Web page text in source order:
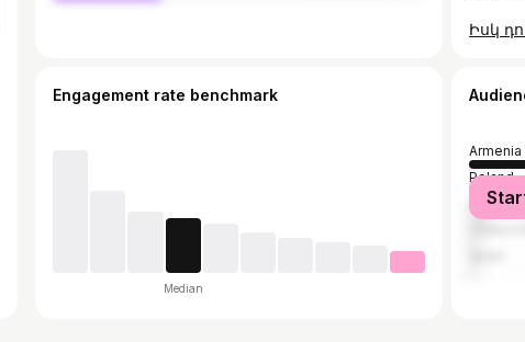
Engagement rate benchmark
Median
Armenia
Poland
Russia